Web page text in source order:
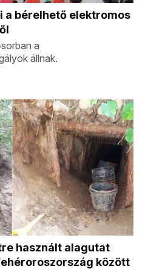
a bérelhető elektromos
a
állnak.
használt alagutat
között